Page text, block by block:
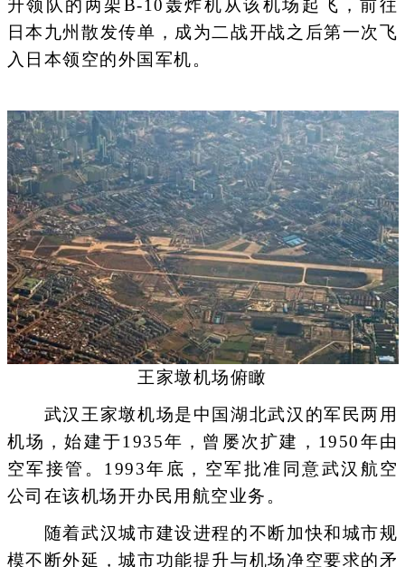
升领队的两架B-10轰炸机从该机场起飞，前往
日本九州散发传单，成为二战开战之后第一次飞
入日本领空的外国军机。
王家墩机场俯瞰
武汉王家墩机场是中国湖北武汉的军民两用
机场，始建于1935年，曾屡次扩建，1950年由
空军接管。1993年底，空军批准同意武汉航空
公司在该机场开办民用航空业务。
随着武汉城市建设进程的不断加快和城市规
模不断外延，城市功能提升与机场净空要求的矛